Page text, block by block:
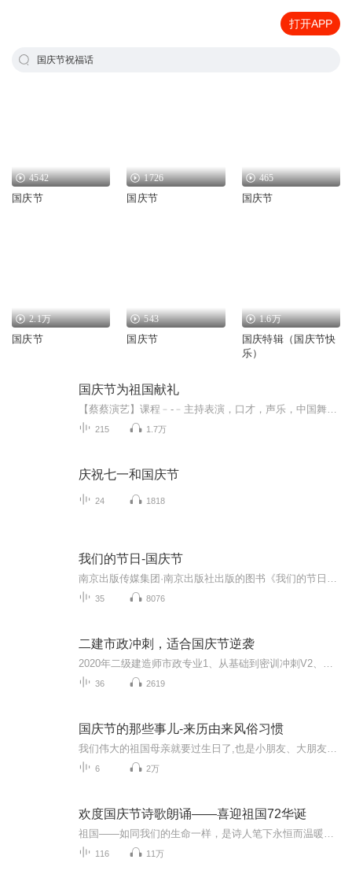
打开APP
国庆节祝福话
4542
国庆节
1726
国庆节
465
国庆节
2.1万
国庆节
543
国庆节
1.6万
国庆特辑（国庆节快
乐）
国庆节为祖国献礼
215 1.7万
庆祝七一和国庆节
24 1818
我们的节日-国庆节
35 8076
二建市政冲刺，适合国庆节逆袭
36 2619
国庆节的那些事儿-来历由来风俗习惯
6 2万
欢度国庆节诗歌朗诵——喜迎祖国72华诞
116 11万